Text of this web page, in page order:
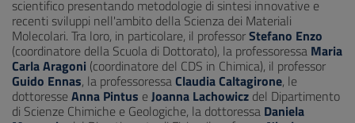
scientifico presentando metodologie di sintesi innovative e
recenti sviluppi nell'ambito della Scienza dei Materiali
Molecolari. Tra loro, in particolare, il professorStefano Enzo
(coordinatore della Scuola di Dottorato), la professoressa Maria
Carla Aragoni (coordinatore del CDS in Chimica), il professor
Guido Ennas, la professoressaClaudia Caltagirone, le
dottoresseAnna Pintus eJoanna Lachowicz del Dipartimento
di Scienze Chimiche e Geologiche, la dottoressa Daniela